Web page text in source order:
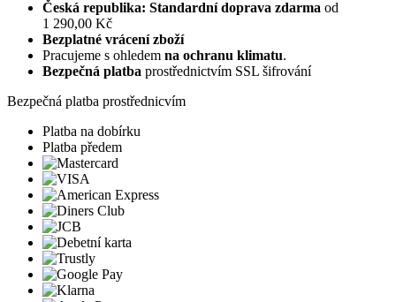
Česká republika: Standardní doprava zdarma od
1 290,00 Kč
Bezplatné vrácení zboží
Pracujeme s ohledem na ochranu klimatu.
Bezpečná platba prostřednictvím SSL šifrování
Bezpečná platba prostřednicvím
Platba na dobírku
Platba předem